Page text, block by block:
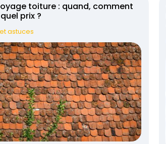
toiture : quand, comment
prix ?
astuces